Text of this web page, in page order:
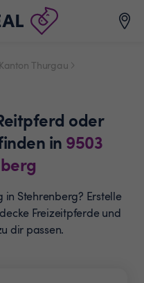
Kanton Thurgau
oder
in 9503
in Stehrenberg? Erstelle
Freizeitpferde und
dir passen.